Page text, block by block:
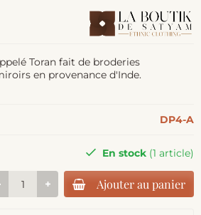
Toran fait de broderies
en provenance d'Inde.
DP4-A
En stock (1 article)
Ajouter au panier